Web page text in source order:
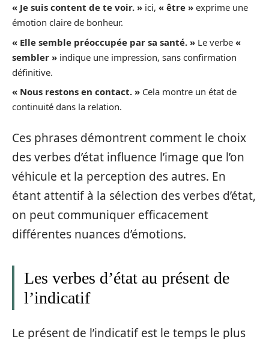
« Je suis content de te voir. » ici, « être » exprime une
émotion claire de bonheur.
« Elle semble préoccupée par sa santé. » Le verbe «
sembler » indique une impression, sans confirmation
définitive.
« Nous restons en contact. » Cela montre un état de
continuité dans la relation.
Ces phrases démontrent comment le choix
des verbes d’état influence l’image que l’on
véhicule et la perception des autres. En
étant attentif à la sélection des verbes d’état,
on peut communiquer efficacement
différentes nuances d’émotions.
Les verbes d’état au présent de
l’indicatif
Le présent de l’indicatif est le temps le plus